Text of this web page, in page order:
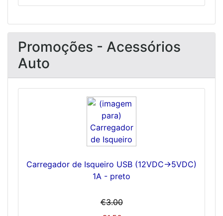
Promoções - Acessórios
Auto
Carregador de Isqueiro USB (12VDC->5VDC)
1A - preto
€3.00